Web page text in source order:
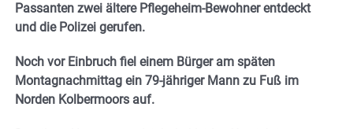
Passanten zwei ältere Pflegeheim-Bewohner entdeckt
und die Polizei gerufen.
Noch vor Einbruch fiel einem Bürger am späten
Montagnachmittag ein 79-jähriger Mann zu Fuß im
Norden Kolbermoors auf.